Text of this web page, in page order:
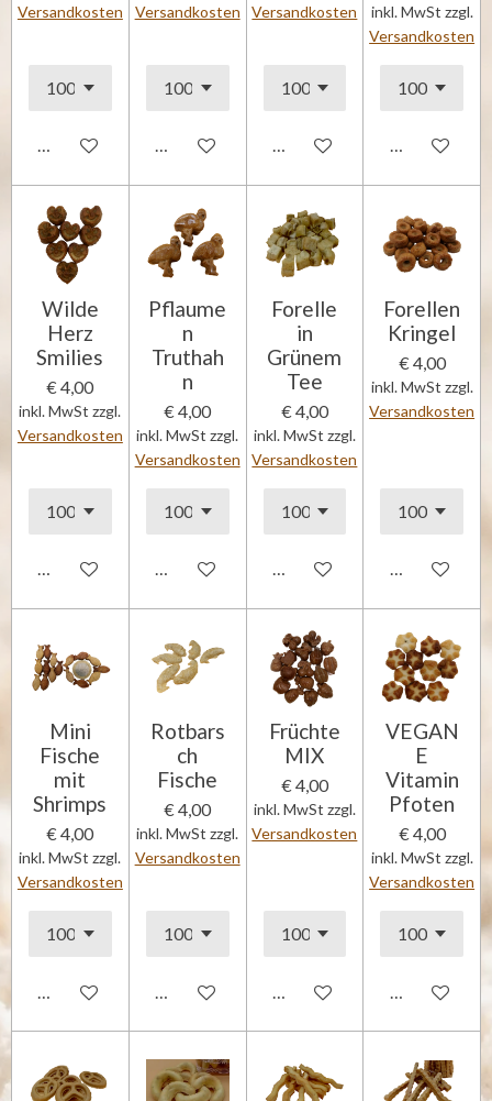
Versandkosten
In den Warenkorb
Versandkosten
In den Warenkorb
Versandkosten
Details anzeigen
inkl. MwSt zzgl.
Versandkosten
In den
Wilde
Herz
Smilies
€ 4,00
inkl. MwSt zzgl.
Versandkosten
In den Warenkorb
Pflaume
n
Truthah
n
€ 4,00
inkl. MwSt zzgl.
Versandkosten
In den Warenkorb
Forelle
in
Grünem
Tee
€ 4,00
inkl. MwSt zzgl.
Versandkosten
In den Warenkorb
Forellen
Kringel
€ 4,00
inkl. MwSt zzgl.
Versandkosten
In den
Mini
Fische
mit
Shrimps
€ 4,00
inkl. MwSt zzgl.
Versandkosten
In den Warenkorb
Rotbars
ch
Fische
€ 4,00
inkl. MwSt zzgl.
Versandkosten
In den Warenkorb
Früchte
MIX
€ 4,00
inkl. MwSt zzgl.
Versandkosten
In den Warenkorb
VEGAN
E
Vitamin
Pfoten
€ 4,00
inkl. MwSt zzgl.
Versandkosten
In den